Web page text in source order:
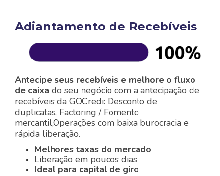
Adiantamento de Recebíveis
Antecipe seus recebíveis e melhore o fluxo
de caixa do seu negócio com a antecipação de
recebíveis da GOCredi: Desconto de
duplicatas, Factoring / Fomento
mercantil,Operações com baixa burocracia e
rápida liberação.
Melhores taxas do mercado
Liberação em poucos dias
Ideal para capital de giro